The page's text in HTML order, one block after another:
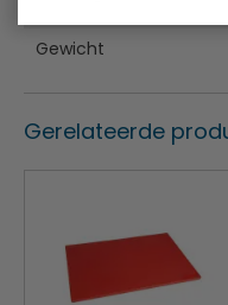
Gewicht
Gerelateerde